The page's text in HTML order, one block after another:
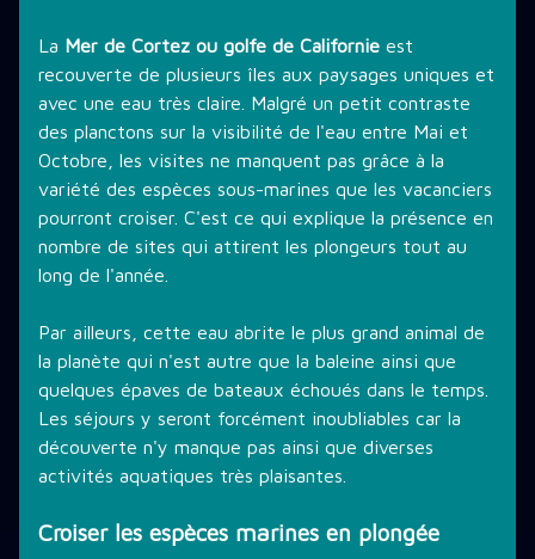
La Mer de Cortez ou golfe de Californie est
recouverte de plusieurs îles aux paysages uniques et
avec une eau très claire. Malgré un petit contraste
des planctons sur la visibilité de l'eau entre Mai et
Octobre, les visites ne manquent pas grâce à la
variété des espèces sous-marines que les vacanciers
pourront croiser. C'est ce qui explique la présence en
nombre de sites qui attirent les plongeurs tout au
long de l'année.
Par ailleurs, cette eau abrite le plus grand animal de
la planète qui n'est autre que la baleine ainsi que
quelques épaves de bateaux échoués dans le temps.
Les séjours y seront forcément inoubliables car la
découverte n'y manque pas ainsi que diverses
activités aquatiques très plaisantes.
Croiser les espèces marines en plongée